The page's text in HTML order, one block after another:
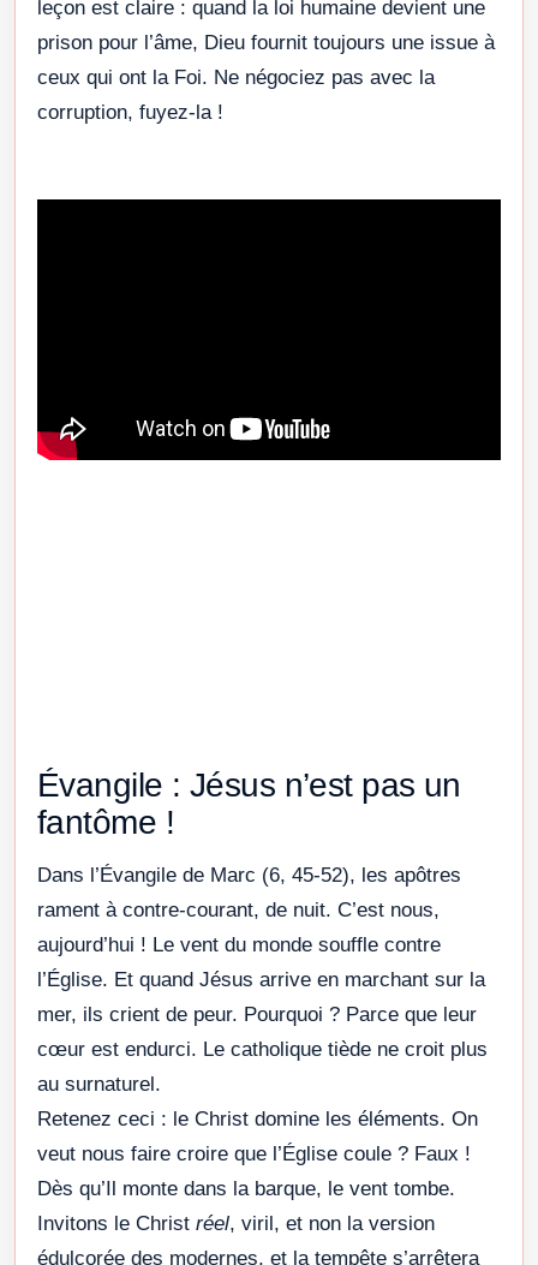
leçon est claire : quand la loi humaine devient une
prison pour l’âme, Dieu fournit toujours une issue à
ceux qui ont la Foi. Ne négociez pas avec la
corruption, fuyez-la !
Évangile : Jésus n’est pas un
fantôme !
Dans l’Évangile de Marc (6, 45-52), les apôtres
rament à contre-courant, de nuit. C’est nous,
aujourd’hui ! Le vent du monde souffle contre
l’Église. Et quand Jésus arrive en marchant sur la
mer, ils crient de peur. Pourquoi ? Parce que leur
cœur est endurci. Le catholique tiède ne croit plus
au surnaturel.
Retenez ceci : le Christ domine les éléments. On
veut nous faire croire que l’Église coule ? Faux !
Dès qu’Il monte dans la barque, le vent tombe.
Invitons le Christ réel, viril, et non la version
édulcorée des modernes, et la tempête s’arrêtera